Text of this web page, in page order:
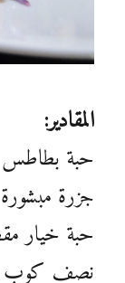
المقادير:
حبة بطاطس
جزرة مبشورة
حبة خيار
نصف كوب